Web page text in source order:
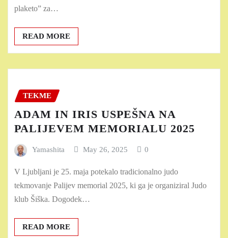
plaketo” za…
READ MORE
TEKME
ADAM IN IRIS USPEŠNA NA
PALIJEVEM MEMORIALU 2025
Yamashita May 26, 2025 0
V Ljubljani je 25. maja potekalo tradicionalno judo
tekmovanje Palijev memorial 2025, ki ga je organiziral Judo
klub Šiška. Dogodek…
READ MORE